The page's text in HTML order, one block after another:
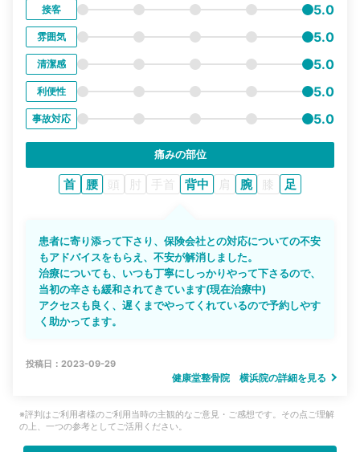
接客 5.0
雰囲気 5.0
清潔感 5.0
利便性 5.0
事故対応 5.0
痛みの部位
首 腰 頭 肘 手首 背中 肩 腕 膝 足
患者に寄り添って下さり、保険会社との対応についての不安
もアドバイスをもらえ、不安が解消しました。
治療についても、いつも丁寧にしっかりやって下さるので、
当初の辛さも緩和されてきています(現在治療中)
アクセスも良く、遅くまでやってくれているので予約しやす
く助かってます。
投稿日：2023-09-29
健康堂整骨院 横浜院の詳細を見る
※評判はご利用者様のご利用当時の主観的なご意見・ご感想です。その点ご理解
の上、一つの参考としてご活用ください。